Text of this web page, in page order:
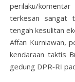
perilaku/
terkesan sangat
tengah kesulitan
Affan Kurniawan,
kendaraan taktis
gedung DPR-RI